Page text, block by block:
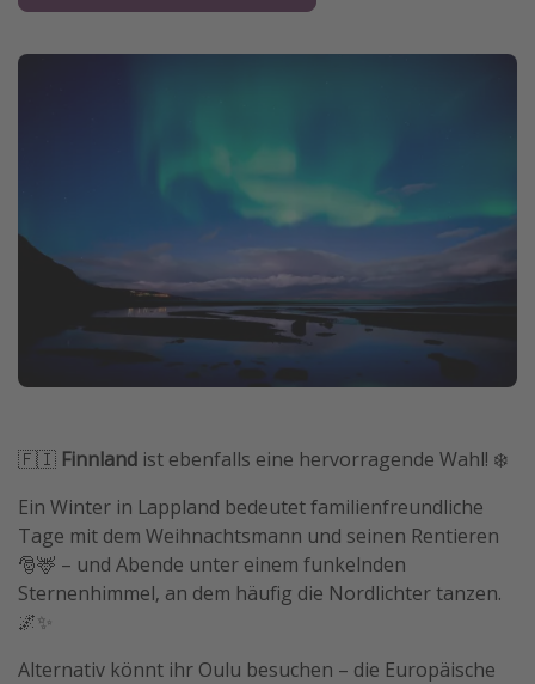
🇫🇮 Finnland ist ebenfalls eine hervorragende Wahl! ❄️
Ein Winter in Lappland bedeutet familienfreundliche
Tage mit dem Weihnachtsmann und seinen Rentieren
🎅🦌 – und Abende unter einem funkelnden
Sternenhimmel, an dem häufig die Nordlichter tanzen.
🌌✨
Alternativ könnt ihr Oulu besuchen – die Europäische